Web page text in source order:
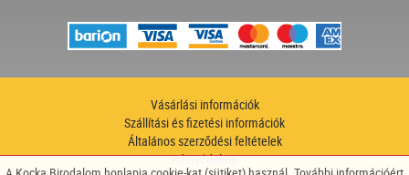
Vásárlási információk
Szállítási és fizetési információk
Általános szerződési feltételek
Adatvédelem